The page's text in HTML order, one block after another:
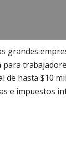
grandes
hasta $10
e impuestos